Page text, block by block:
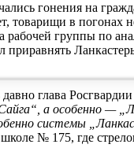
гонения на
товарищи в
группы по
глава
а особенно —
системы
№ 175, где